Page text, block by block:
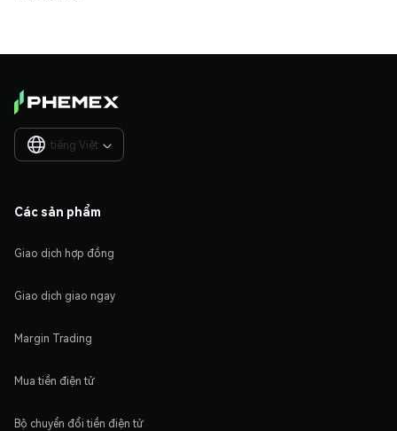
tiếng Việt 
Các sản phẩm
Giao dịch hợp đồng
Giao dịch giao ngay
Margin Trading
Mua tiền điện tử
Bộ chuyển đổi tiền điện tử